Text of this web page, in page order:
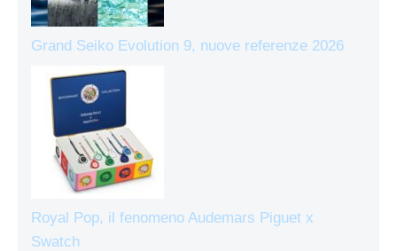
Grand Seiko Evolution 9, nuove referenze 2026
Royal Pop, il fenomeno Audemars Piguet x
Swatch